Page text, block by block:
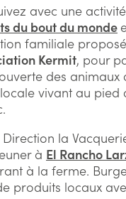
avec une activité
du bout du monde
familiale
Kermit, pour
des animaux
vivant au pied
la
à El Rancho
à la ferme.
produits locaux